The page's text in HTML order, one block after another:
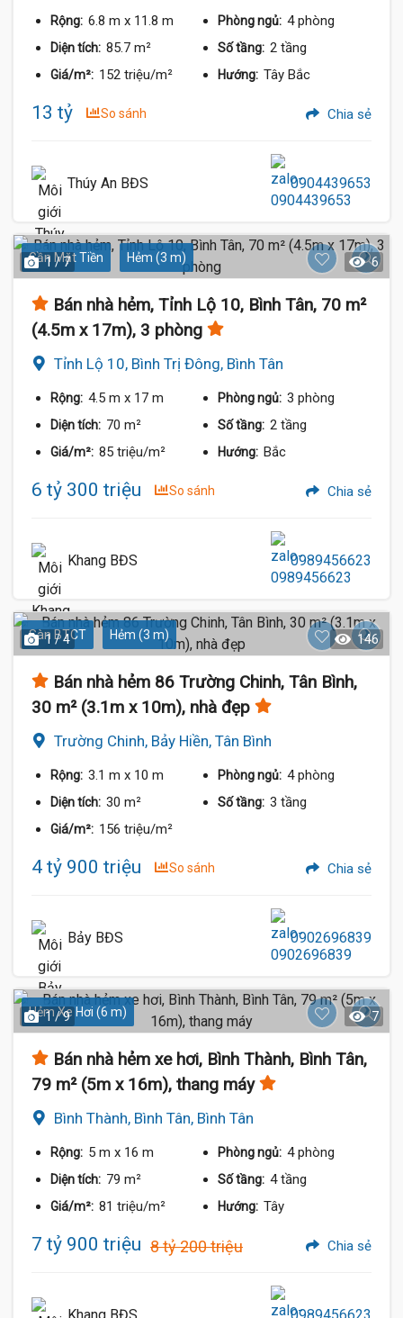
Rộng: 6.8 m x 11.8 m Phòng ngủ: 4 phòng
Diện tích: 85.7 m² Số tầng: 2 tầng
Giá/m²: 152 triệu/m² Hướng: Tây Bắc
13 tỷ So sánh Chia sẻ
Thúy An BĐS 0904439653
Gần Mặt Tiền Hẻm (3 m)
1 / 7 6
Bán nhà hẻm, Tỉnh Lộ 10, Bình Tân, 70 m²
(4.5m x 17m), 3 phòng
Tỉnh Lộ 10, Bình Trị Đông, Bình Tân
Rộng: 4.5 m x 17 m Phòng ngủ: 3 phòng
Diện tích: 70 m² Số tầng: 2 tầng
Giá/m²: 85 triệu/m² Hướng: Bắc
6 tỷ 300 triệu So sánh Chia sẻ
Khang BĐS 0989456623
Sàn BTCT Hẻm (3 m)
1 / 4 146
Bán nhà hẻm 86 Trường Chinh, Tân Bình,
30 m² (3.1m x 10m), nhà đẹp
Trường Chinh, Bảy Hiền, Tân Bình
Rộng: 3.1 m x 10 m Phòng ngủ: 4 phòng
Diện tích: 30 m² Số tầng: 3 tầng
Giá/m²: 156 triệu/m²
4 tỷ 900 triệu So sánh Chia sẻ
Bảy BĐS 0902696839
Hẻm Xe Hơi (6 m)
1 / 9 7
Bán nhà hẻm xe hơi, Bình Thành, Bình Tân,
79 m² (5m x 16m), thang máy
Bình Thành, Bình Tân, Bình Tân
Rộng: 5 m x 16 m Phòng ngủ: 4 phòng
Diện tích: 79 m² Số tầng: 4 tầng
Giá/m²: 81 triệu/m² Hướng: Tây
7 tỷ 900 triệu 8 tỷ 200 triệu Chia sẻ